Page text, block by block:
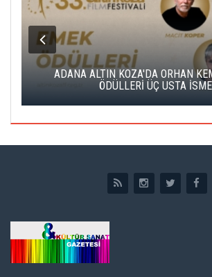
ADANA ALTIN KOZA'DA ORHAN
ÖDÜLLERİ ÜÇ USTA İSME